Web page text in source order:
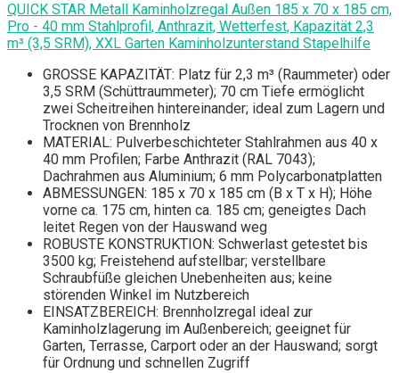
QUICK STAR Metall Kaminholzregal Außen 185 x 70 x 185 cm,
Pro - 40 mm Stahlprofil, Anthrazit, Wetterfest, Kapazität 2,3
m³ (3,5 SRM), XXL Garten Kaminholzunterstand Stapelhilfe
GROSSE KAPAZITÄT: Platz für 2,3 m³ (Raummeter) oder
3,5 SRM (Schüttraummeter); 70 cm Tiefe ermöglicht
zwei Scheitreihen hintereinander; ideal zum Lagern und
Trocknen von Brennholz
MATERIAL: Pulverbeschichteter Stahlrahmen aus 40 x
40 mm Profilen; Farbe Anthrazit (RAL 7043);
Dachrahmen aus Aluminium; 6 mm Polycarbonatplatten
ABMESSUNGEN: 185 x 70 x 185 cm (B x T x H); Höhe
vorne ca. 175 cm, hinten ca. 185 cm; geneigtes Dach
leitet Regen von der Hauswand weg
ROBUSTE KONSTRUKTION: Schwerlast getestet bis
3500 kg; Freistehend aufstellbar; verstellbare
Schraubfüße gleichen Unebenheiten aus; keine
störenden Winkel im Nutzbereich
EINSATZBEREICH: Brennholzregal ideal zur
Kaminholzlagerung im Außenbereich; geeignet für
Garten, Terrasse, Carport oder an der Hauswand; sorgt
für Ordnung und schnellen Zugriff